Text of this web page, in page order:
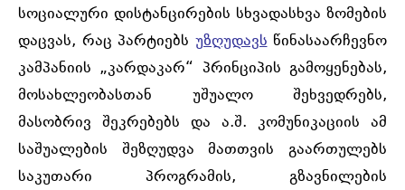
სოციალური დისტანცირების სხვადასხვა ზომების
დაცვას, რაც პარტიებს უზღუდავს წინასაარჩევნო
კამპანიის „კარდაკარ“ პრინციპის გამოყენებას,
მოსახლეობასთან უშუალო შეხვედრებს,
მასობრივ შეკრებებს და ა.შ. კომუნიკაციის ამ
საშუალების შეზღუდვა მათთვის გაართულებს
საკუთარი პროგრამის, გზავნილების